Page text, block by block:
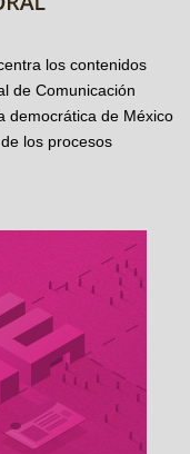
los contenidos
de Comunicación
democrática de México
los procesos